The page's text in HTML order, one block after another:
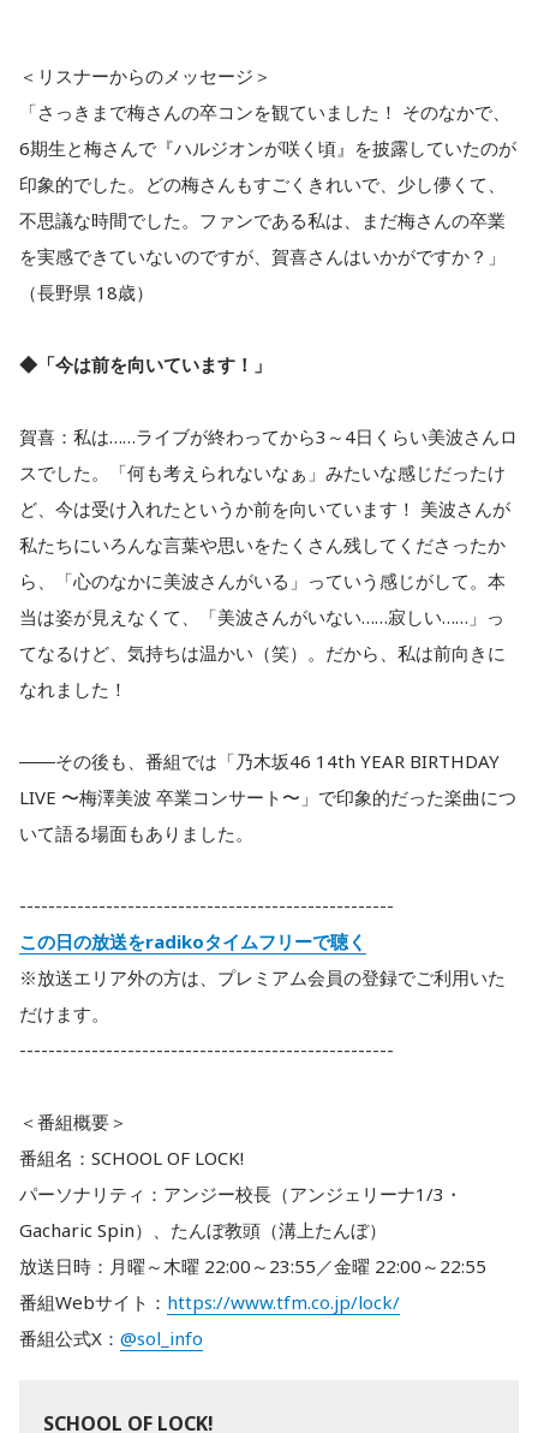
＜リスナーからのメッセージ＞
「さっきまで梅さんの卒コンを観ていました！ そのなかで、
6期生と梅さんで『ハルジオンが咲く頃』を披露していたのが
印象的でした。どの梅さんもすごくきれいで、少し儚くて、
不思議な時間でした。ファンである私は、まだ梅さんの卒業
を実感できていないのですが、賀喜さんはいかがですか？」
（長野県 18歳）
◆「今は前を向いています！」
賀喜：私は……ライブが終わってから3～4日くらい美波さんロ
スでした。「何も考えられないなぁ」みたいな感じだったけ
ど、今は受け入れたというか前を向いています！ 美波さんが
私たちにいろんな言葉や思いをたくさん残してくださったか
ら、「心のなかに美波さんがいる」っていう感じがして。本
当は姿が見えなくて、「美波さんがいない……寂しい……」っ
てなるけど、気持ちは温かい（笑）。だから、私は前向きに
なれました！
――その後も、番組では「乃木坂46 14th YEAR BIRTHDAY
LIVE 〜梅澤美波 卒業コンサート〜」で印象的だった楽曲につ
いて語る場面もありました。
----------------------------------------------------
この日の放送をradikoタイムフリーで聴く
※放送エリア外の方は、プレミアム会員の登録でご利用いた
だけます。
----------------------------------------------------
＜番組概要＞
番組名：SCHOOL OF LOCK!
パーソナリティ：アンジー校長（アンジェリーナ1/3・
Gacharic Spin）、たんぼ教頭（溝上たんぼ）
放送日時：月曜～木曜 22:00～23:55／金曜 22:00～22:55
番組Webサイト： https://www.tfm.co.jp/lock/
番組公式X： @sol_info
SCHOOL OF LOCK!